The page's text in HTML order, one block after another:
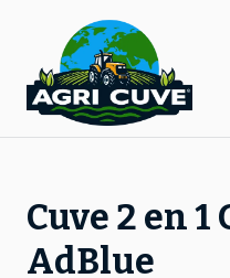
Cuve 2 en 1
AdBlue